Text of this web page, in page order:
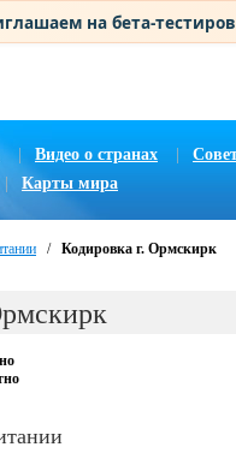
на бета-
| Видео о странах
Карты мира
/ Кодировка г. Ормскирк